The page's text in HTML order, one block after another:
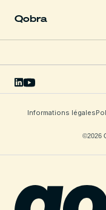
Qobra
©2026
Informations légales